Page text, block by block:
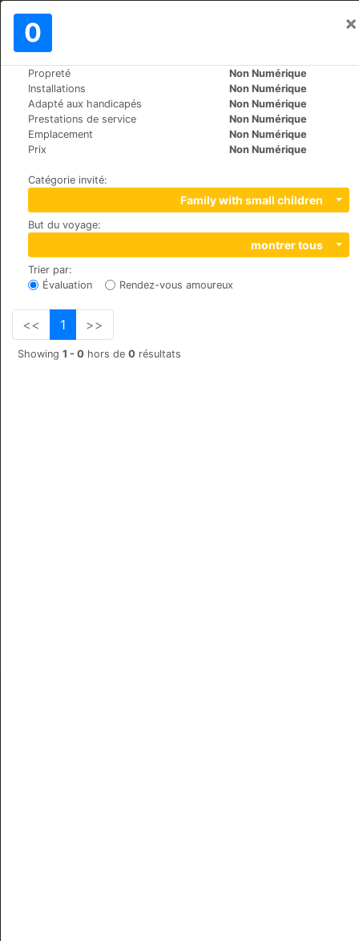
0 ×
Propreté
Non Numérique
Installations
Non Numérique
Adapté aux handicapés
Non Numérique
Prestations de service
Non Numérique
Emplacement
Non Numérique
Prix
Non Numérique
Catégorie invité:
Family with small children
But du voyage:
montrer tous
Trier par:
Évaluation
Rendez-vous amoureux
<< 1 >>
Showing 1 - 0 hors de 0 résultats
Le Monde>
Rigas Hotel
+30 2424022142
Skopelos , 37003